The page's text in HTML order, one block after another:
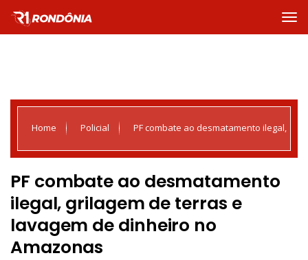
Home Policial PF combate ao desmatamento ilegal,
PF combate ao desmatamento
ilegal, grilagem de terras e
lavagem de dinheiro no
Amazonas